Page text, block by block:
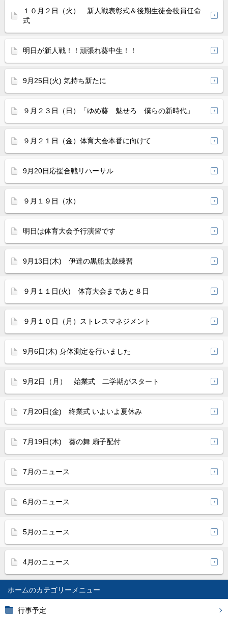
ホーム
行事予定
１０月２日（火） 新人戦表彰式＆後期生徒会役員任命
式
明日が新人戦！！頑張れ葵中生！！
9月25日(火) 気持ち新たに
９月２３日（日）「ゆめ葵 魅せろ 僕らの新時代」
９月２１日（金）体育大会本番に向けて
9月20日応援合戦リハーサル
９月１９日（水）
明日は体育大会予行演習です
9月13日(木) 伊達の黒船太鼓練習
９月１１日(火) 体育大会まであと８日
９月１０日（月）ストレスマネジメント
9月6日(木) 身体測定を行いました
9月2日（月） 始業式 二学期がスタート
7月20日(金) 終業式 いよいよ夏休み
7月19日(木) 葵の舞 扇子配付
7月のニュース
6月のニュース
5月のニュース
4月のニュース